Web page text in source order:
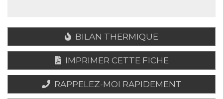
BILAN THERMIQUE
IMPRIMER CETTE FICHE
RAPPELEZ-MOI RAPIDEMENT